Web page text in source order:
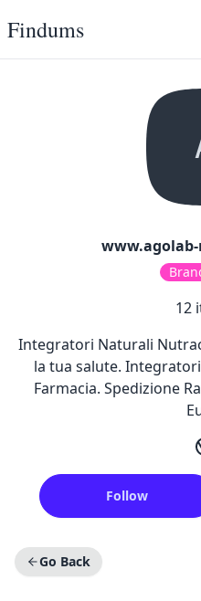
Findums
12
Integratori Naturali
la tua salute.
Farmacia. Spedizione
Follow
Go Back